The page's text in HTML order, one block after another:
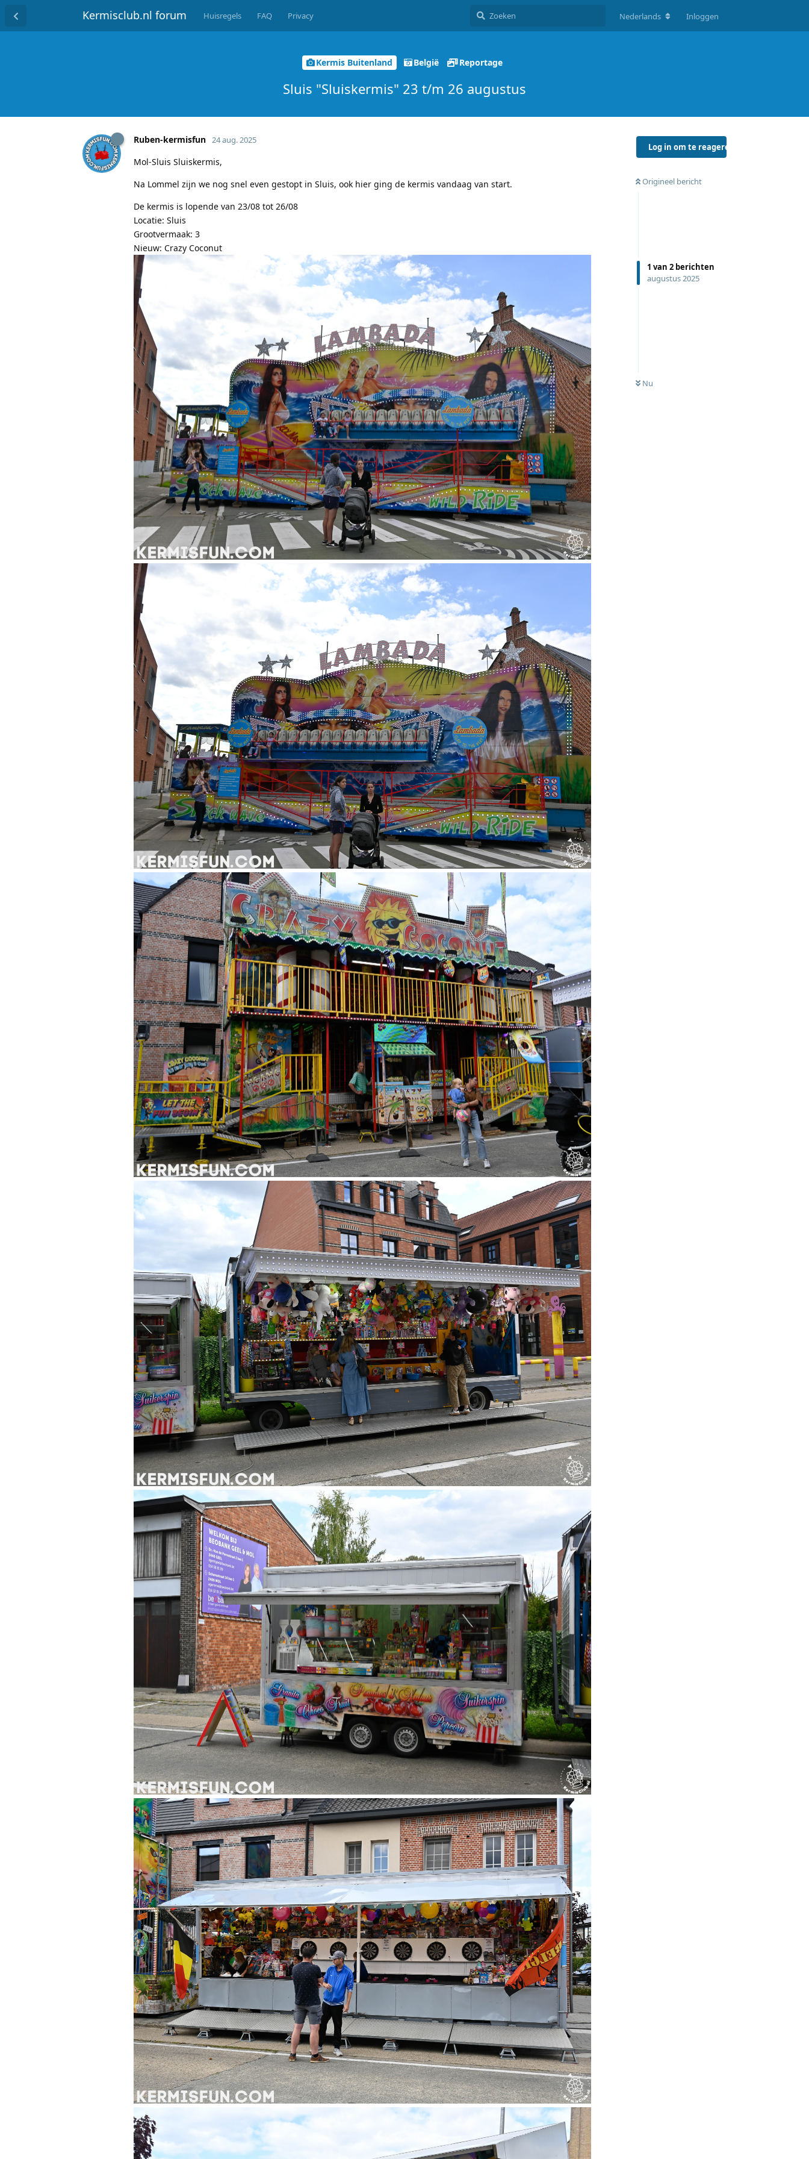
Kermisclub.nl forum Huisregels FAQ Privacy Nederlands Inloggen
Kermis Buitenland België Reportage
Sluis "Sluiskermis" 23 t/m 26 augustus
Log in om te reageren
Origineel bericht
1 van 2 berichten
augustus 2025
Nu
Ruben-kermisfun 24 aug. 2025
Mol-Sluis Sluiskermis,
Na Lommel zijn we nog snel even gestopt in Sluis, ook hier ging de kermis vandaag van start.
De kermis is lopende van 23/08 tot 26/08
Locatie: Sluis
Grootvermaak: 3
Nieuw: Crazy Coconut